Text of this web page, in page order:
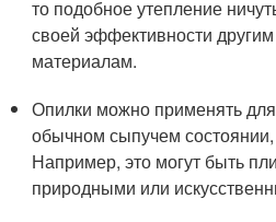
то подобное утепление
своей эффективности
материалам.
Опилки можно применять для
обычном сыпучем
Например, это могут быть
природными или